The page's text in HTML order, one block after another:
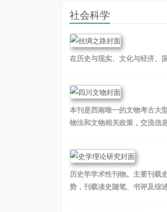
社会科学
在历史与现实、文化与经济、
本刊是西南唯一的文物考古大
物法和文物相关政策，交流信
历史学学术性刊物。主要刊载
势，刊载读史随笔、书评及综